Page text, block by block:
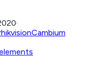
·
hikvisionCambium